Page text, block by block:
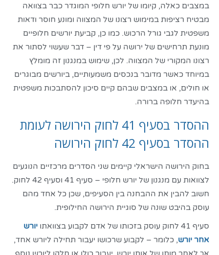
במצבים כאלה, קיומו של יורש חלופי המוגדר כבר בצוואה
מבטיח רציפות במימוש רצונו של המצווה ומונע חוסר ודאות
משפטית לגבי גורל הרכוש. כמו כן, קביעת יורשים חלופיים
מונעת תרחישים של ירושה על פי דין – דבר שעשוי לסתור את
רצונו המקורי של המצווה. לכן, שימוש במנגנון זה מומלץ
במיוחד כאשר מדובר בנכסים משמעותיים, ביורשים מבוגרים
או חולים, או במצבים שבהם קיים סיכון להסתבכות משפטית
בהיעדר חלופה ברורה.
ההסדר בסעיף 41 לחוק הירושה לעומת
ההסדר בסעיף 42 לחוק הירושה
בחוק הירושה הישראלי קיימים שני הסדרים מרכזיים הנוגעים
לצוואות עם מנגנון של יורש חלופי – סעיף 41 וסעיף 42 לחוק.
חשוב להבין את ההבחנה בין הסעיפים, שכן כל אחד מהם
עוסק בהיבט שונה של סוגיית הירושה החילופית.
סעיף 41 לחוק עוסק בזכותו של אדם לקבוע בצוואתו
יורש
אחר יורש, כלומר – לקבוע שרכושו יעבור תחילה ליורש אחד,